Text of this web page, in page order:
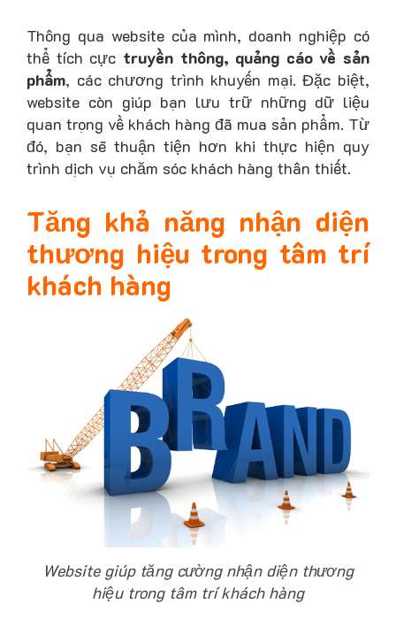
Thông qua website của mình, doanh nghiệp có
thể tích cực truyền thông, quảng cáo về sản
phẩm, các chương trình khuyến mại. Đặc biệt,
website còn giúp bạn lưu trữ những dữ liệu
quan trọng về khách hàng đã mua sản phẩm. Từ
đó, bạn sẽ thuận tiện hơn khi thực hiện quy
trình dịch vụ chăm sóc khách hàng thân thiết.
Tăng khả năng nhận diện
thương hiệu trong tâm trí
khách hàng
Website giúp tăng cường nhận diện thương
hiệu trong tâm trí khách hàng